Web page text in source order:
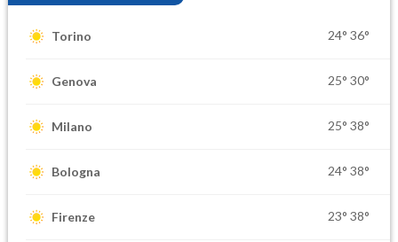
Torino 24° 36°
Genova 25° 30°
Milano 25° 38°
Bologna 24° 38°
Firenze 23° 38°